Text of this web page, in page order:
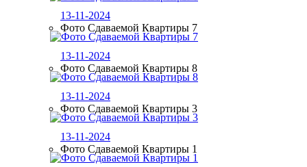
13-11-2024
Фото Сдаваемой Квартиры 7
13-11-2024
Фото Сдаваемой Квартиры 8
13-11-2024
Фото Сдаваемой Квартиры 3
13-11-2024
Фото Сдаваемой Квартиры 1